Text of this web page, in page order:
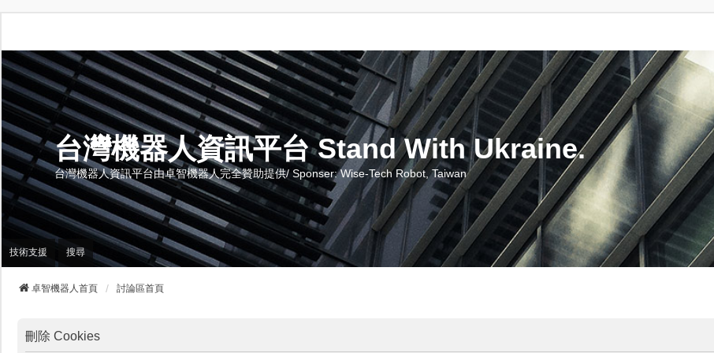
台灣機器人資訊平台 Stand With Ukraine.
台灣機器人資訊平台由卓智機器人完全贊助提供/ Sponser: Wise-Tech Robot, Taiwan
技術支援 搜尋
卓智機器人首頁 討論區首頁
刪除 Cookies